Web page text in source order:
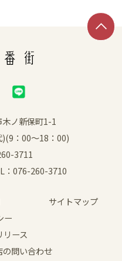
ノ新保町1-1
：00～18：00)
3711
：076-260-3710
サイトマップ
ー
ース
の問い合わせ